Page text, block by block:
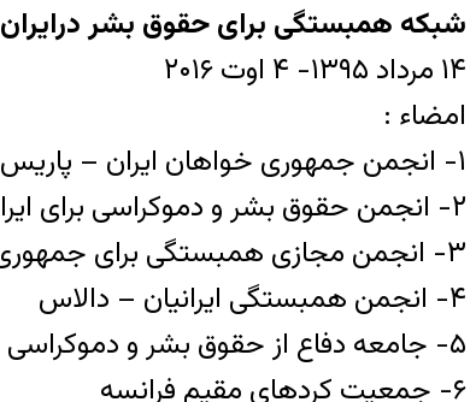
شبکه همبستگی برای حقوق بشر درایران
۱۴ مرداد ۱۳۹۵- ۴ اوت ۲۰۱۶
امضاء :
۱- انجمن جمهوری خواهان ایران – پاریس
۲- انجمن حقوق بشر و دموکراسی برای ایران – هامبورگ
۳- انجمن مجازی همبستگی برای جمهوری عرفی و حقوق بشر در ایران
۴- انجمن همبستگی ایرانیان – دالاس
۵- جامعه دفاع از حقوق بشر و دموکراسی در ایران – سوئد
۶- جمعیت کردهای مقیم فرانسه